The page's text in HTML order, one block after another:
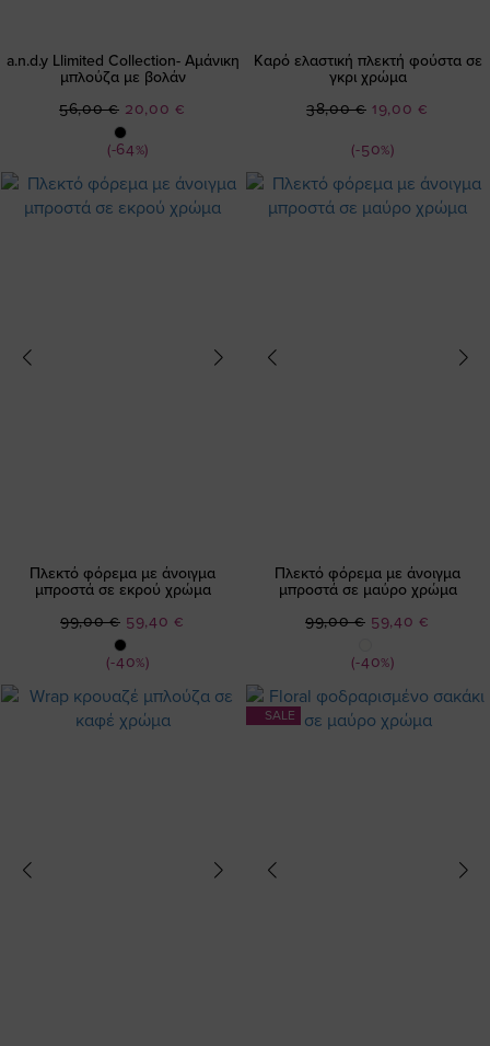
a.n.d.y Llimited Collection- Αμάνικη
μπλούζα με βολάν
(-64%)
Ειδική
Τιμή
20,00 €
56,00 €
Καρό ελαστική πλεκτή φούστα σε
γκρι χρώμα
(-50%)
Ειδική
19,00 €
38,00 €
Πλεκτό φόρεμα με άνοιγμα
μπροστά σε εκρού χρώμα
(-40%)
Ειδική
Τιμή
59,40 €
99,00 €
Πλεκτό φόρεμα με άνοιγμα
μπροστά σε μαύρο χρώμα
(-40%)
Ειδική
59,40 €
99,00 €
SALE